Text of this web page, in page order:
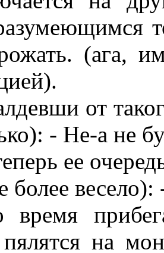
(ага,
от
- Не-а не
ее
более
время
на